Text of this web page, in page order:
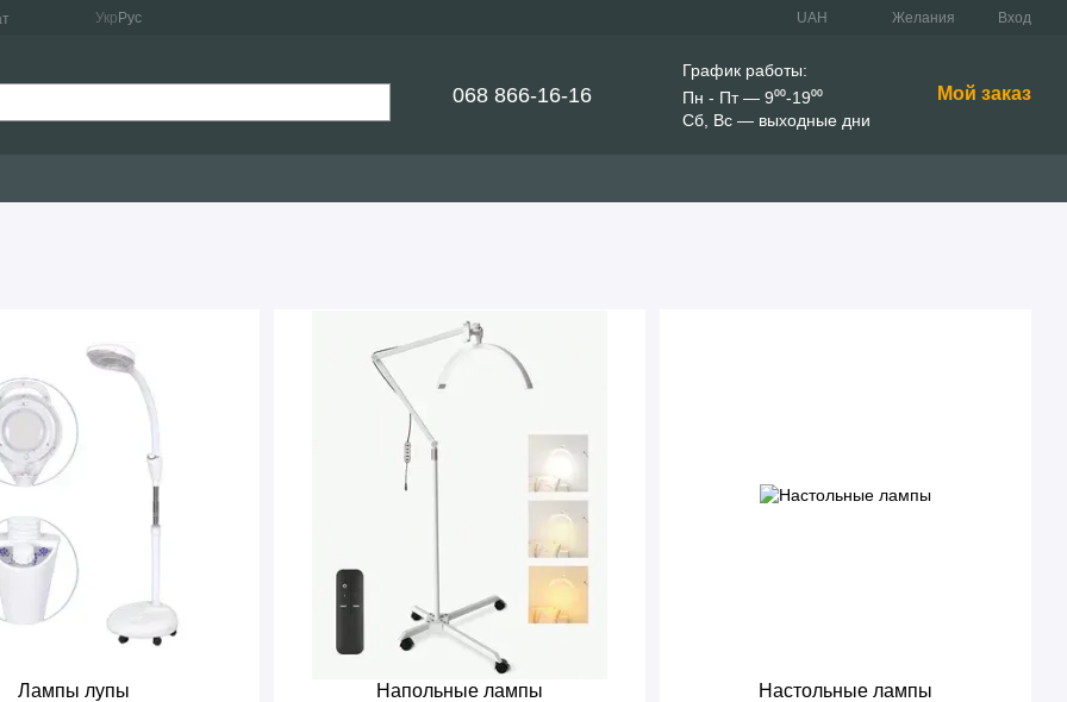
Укр Рус UAH Желания Вход
068 866-16-16
График работы:
Пн - Пт — 9⁰⁰-19⁰⁰
Сб, Вс — выходные дни
Мой заказ
Лампы лупы Напольные лампы Настольные лампы